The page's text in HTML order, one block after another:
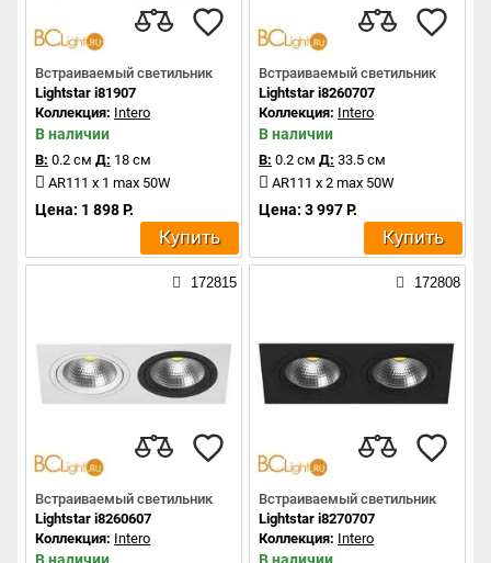
Встраиваемый светильник
Lightstar i81907
Коллекция: Intero
В наличии
В: 0.2 см Д: 18 см
AR111 x 1 max 50W
Цена: 1 898 Р.
Купить
Встраиваемый светильник
Lightstar i8260707
Коллекция: Intero
В наличии
В: 0.2 см Д: 33.5 см
AR111 x 2 max 50W
Цена: 3 997 Р.
Купить
172815
Встраиваемый светильник
Lightstar i8260607
Коллекция: Intero
В наличии
172808
Встраиваемый светильник
Lightstar i8270707
Коллекция: Intero
В наличии